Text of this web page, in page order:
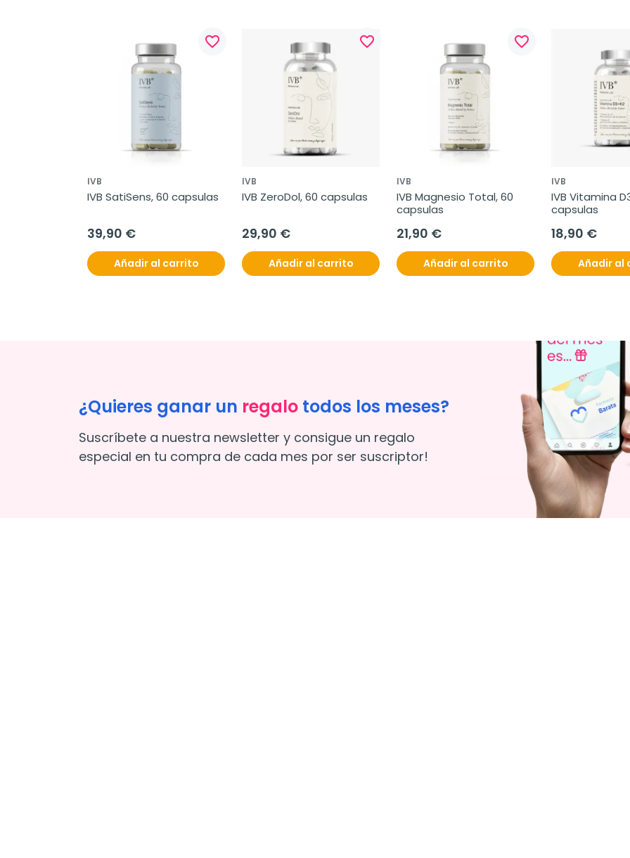
favorite_border
IVB
IVB SatiSens, 60 capsulas
39,90 €
Añadir al carrito
favorite_border
IVB
IVB ZeroDol, 60 capsulas
29,90 €
Añadir al carrito
favorite_border
IVB
IVB Magnesio Total, 60
capsulas
21,90 €
Añadir al carrito
IVB
IVB Vitamina
capsulas
18,90 €
Añadir al
¿Quieres ganar un regalo todos los meses?
Suscríbete a nuestra newsletter y consigue un regalo
especial en tu compra de cada mes por ser suscriptor!